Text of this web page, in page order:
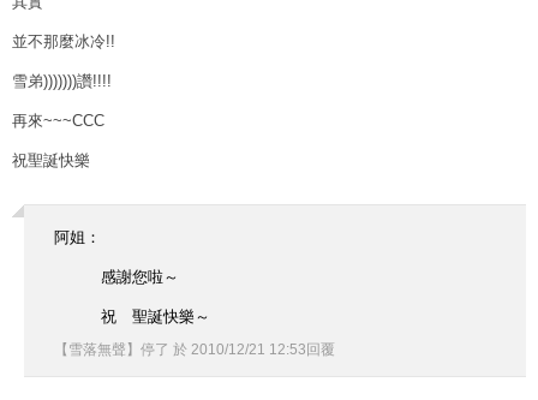
並不那麼冰冷!!
雪弟)))))))讚!!!!
再來~~~CCC
祝聖誕快樂
阿姐：
感謝您啦～
祝 聖誕快樂～
【雪落無聲】停了 於 2010/12/21 12:53 回覆